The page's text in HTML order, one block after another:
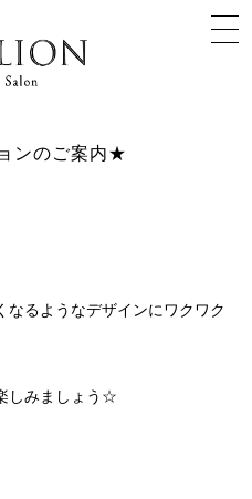
ンのご案内★
なるようなデザインにワクワク
しみましょう☆